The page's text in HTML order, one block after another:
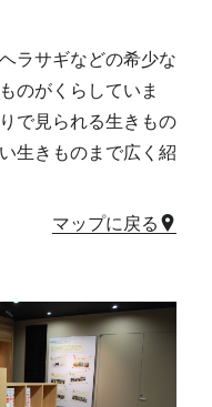
ラサギなどの希少な
のがくらしていま
で見られる生きもの
生きものまで広く紹
マップに戻る